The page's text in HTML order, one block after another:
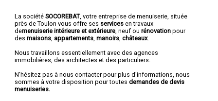
La société SOCOREBAT, votre entreprise de menuiserie , située
près de Toulon vous offre ses services en travaux
demenuiserie intérieure et extérieure , neuf ou rénovation pour
des maisons appartements manoirs châteaux.
Nous travaillons essentiellement avec des agences
immobilières, des architectes et des particuliers.
N'hésitez pas à nous contacter pour plus d'informations, nous
sommes à votre disposition pour toutes demandes de devis
menuiseries.